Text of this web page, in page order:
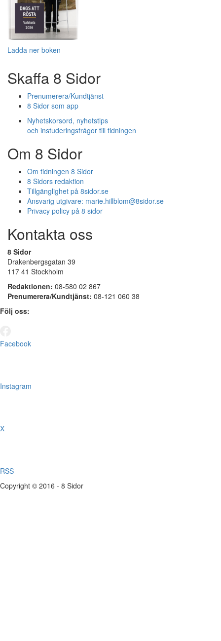
Ladda ner boken
Skaffa 8 Sidor
Prenumerera/Kundtjänst
8 Sidor som app
Nyhetskorsord, nyhetstips
och instuderingsfrågor till tidningen
Om 8 Sidor
Om tidningen 8 Sidor
8 Sidors redaktion
Tillgänglighet på 8sidor.se
Ansvarig utgivare: marie.hillblom@8sidor.se
Privacy policy på 8 sidor
Kontakta oss
8 Sidor
Drakenbergsgatan 39
117 41 Stockholm
Redaktionen: 08-580 02 867
Prenumerera/Kundtjänst: 08-121 060 38
Följ oss:
Facebook
Instagram
X
RSS
Copyright © 2016 - 8 Sidor